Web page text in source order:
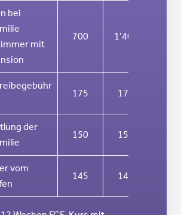
bei
mit
700 1’400
175 175
der
150 150
vom
145 145